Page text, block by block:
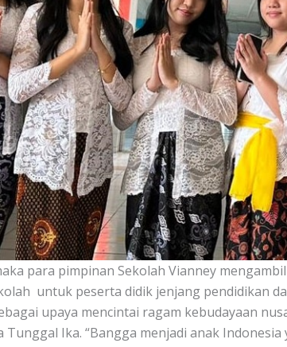
para pimpinan Sekolah Vianney
untuk peserta didik jenjang pendidikan
upaya mencintai ragam kebudayaan
Ika. “Bangga menjadi anak Indonesia